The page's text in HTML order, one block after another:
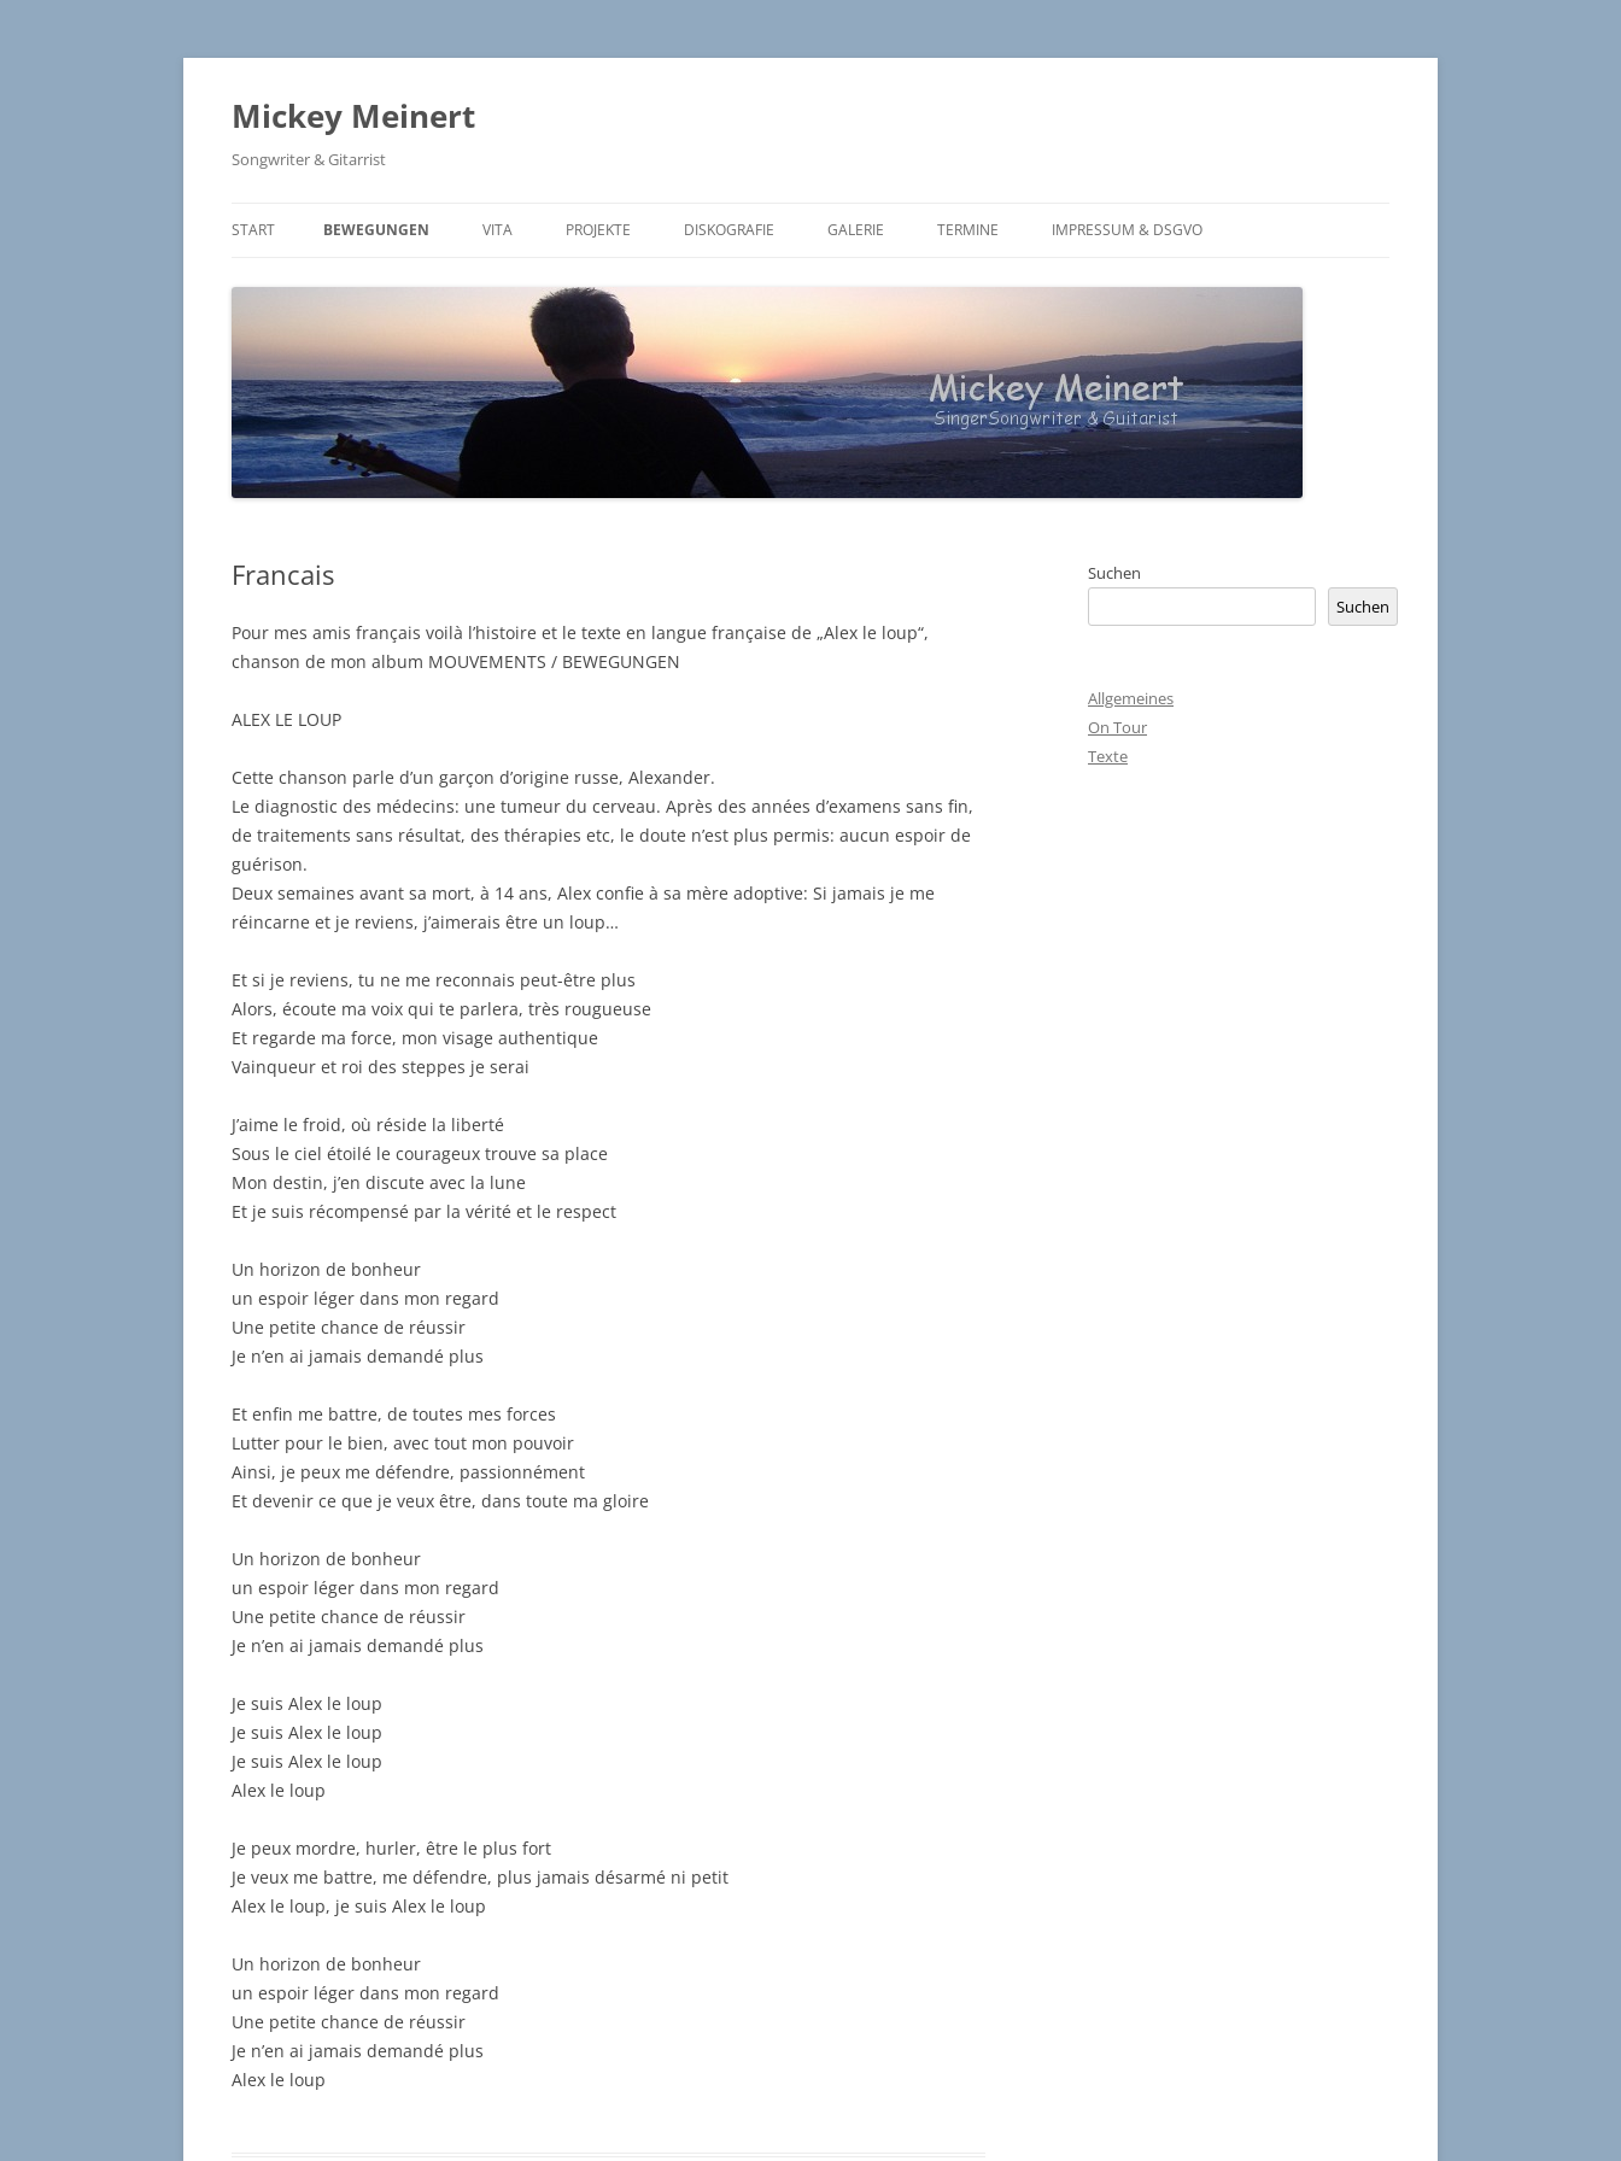
Zum
springen
Mickey Meinert
Songwriter & Gitarrist
START BEWEGUNGEN VITA PROJEKTE DISKOGRAFIE GALERIE TERMINE IMPRESSUM & DSGVO
Francais
Pour mes amis français voilà l’histoire et le texte en langue française de „Alex le loup“,
chanson de mon album MOUVEMENTS / BEWEGUNGEN
ALEX LE LOUP
Cette chanson parle d’un garçon d’origine russe, Alexander.
Le diagnostic des médecins: une tumeur du cerveau. Après des années d’examens sans fin,
de traitements sans résultat, des thérapies etc, le doute n’est plus permis: aucun espoir de
guérison.
Deux semaines avant sa mort, à 14 ans, Alex confie à sa mère adoptive: Si jamais je me
réincarne et je reviens, j’aimerais être un loup…
Et si je reviens, tu ne me reconnais peut-être plus
Alors, écoute ma voix qui te parlera, très rougueuse
Et regarde ma force, mon visage authentique
Vainqueur et roi des steppes je serai
J’aime le froid, où réside la liberté
Sous le ciel étoilé le courageux trouve sa place
Mon destin, j’en discute avec la lune
Et je suis récompensé par la vérité et le respect
Un horizon de bonheur
un espoir léger dans mon regard
Une petite chance de réussir
Je n’en ai jamais demandé plus
Et enfin me battre, de toutes mes forces
Lutter pour le bien, avec tout mon pouvoir
Ainsi, je peux me défendre, passionnément
Et devenir ce que je veux être, dans toute ma gloire
Un horizon de bonheur
un espoir léger dans mon regard
Une petite chance de réussir
Je n’en ai jamais demandé plus
Je suis Alex le loup
Je suis Alex le loup
Je suis Alex le loup
Alex le loup
Je peux mordre, hurler, être le plus fort
Je veux me battre, me défendre, plus jamais désarmé ni petit
Alex le loup, je suis Alex le loup
Un horizon de bonheur
un espoir léger dans mon regard
Une petite chance de réussir
Je n’en ai jamais demandé plus
Alex le loup
Suchen
Suchen
Allgemeines
On Tour
Texte